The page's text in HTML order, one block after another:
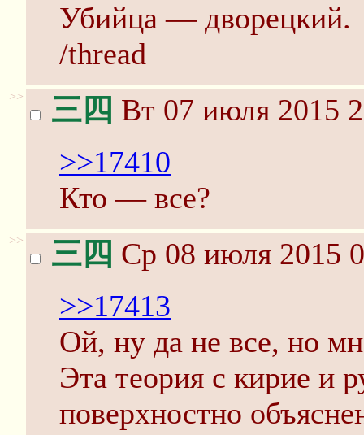
Убийца — дворецкий.
/thread
>> 三四 Вт 07 июля 2015
>>17410
Кто — все?
>> 三四 Ср 08 июля 2015
>>17413
Ой, ну да не все, но
Эта теория с кирие и
поверхностно